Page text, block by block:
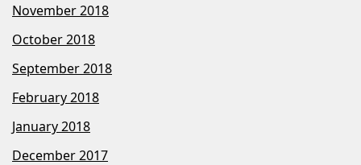
November 2018
October 2018
September 2018
February 2018
January 2018
December 2017